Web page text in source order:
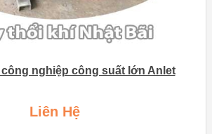
công nghiệp công suất lớn Anlet
Liên Hệ